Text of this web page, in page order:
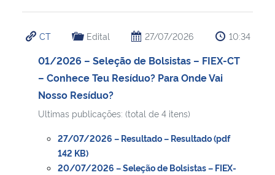
CT Edital 27/07/2026 10:34
01/2026 – Seleção de Bolsistas – FIEX-CT
– Conhece Teu Resíduo? Para Onde Vai
Nosso Resíduo?
Ultimas publicações: (total de 4 itens)
27/07/2026 – Resultado – Resultado (pdf
142 KB)
20/07/2026 – Seleção de Bolsistas – FIEX-